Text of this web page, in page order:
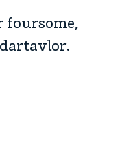
foursome,